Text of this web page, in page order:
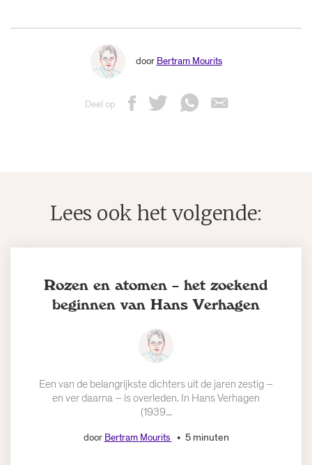
door Bertram Mourits
Deel op
Lees ook het volgende:
Rozen en atomen – het zoekend
beginnen van Hans Verhagen
Een van de belangrijkste dichters uit de jaren zestig –
en ver daarna – is overleden. In Hans Verhagen
(1939...
door Bertram Mourits 5 minuten